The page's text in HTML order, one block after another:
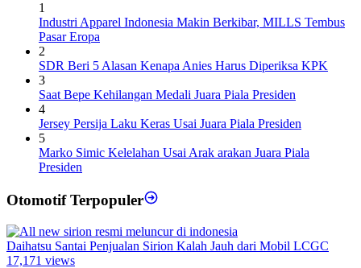
1
Industri Apparel Indonesia Makin Berkibar, MILLS Tembus
Pasar Eropa
2
SDR Beri 5 Alasan Kenapa Anies Harus Diperiksa KPK
3
Saat Bepe Kehilangan Medali Juara Piala Presiden
4
Jersey Persija Laku Keras Usai Juara Piala Presiden
5
Marko Simic Kelelahan Usai Arak arakan Juara Piala
Presiden
Otomotif Terpopuler
Daihatsu Santai Penjualan Sirion Kalah Jauh dari Mobil LCGC
17,171 views